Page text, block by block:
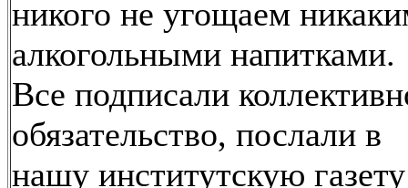
никого не угощаем
алкогольными напитками.
Все подписали
обязательство, послали в
нашу институтскую